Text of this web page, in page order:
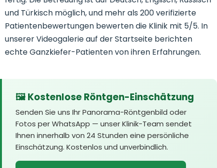
und Türkisch möglich, und mehr als 200 verifizierte
Patientenbewertungen bewerten die Klinik mit 5/5. In
unserer Videogalerie auf der Startseite berichten
echte Ganzkiefer-Patienten von ihren Erfahrungen.
🖼️ Kostenlose Röntgen-Einschätzung
Senden Sie uns Ihr Panorama-Röntgenbild oder
Fotos per WhatsApp — unser Klinik-Team sendet
Ihnen innerhalb von 24 Stunden eine persönliche
Einschätzung. Kostenlos und unverbindlich.